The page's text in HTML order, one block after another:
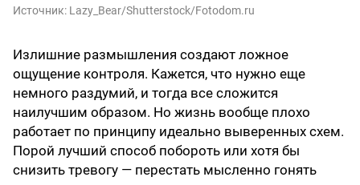
Источник: Lazy_Bear/Shutterstock/Fotodom.ru
Излишние размышления создают ложное
ощущение контроля. Кажется, что нужно еще
немного раздумий, и тогда все сложится
наилучшим образом. Но жизнь вообще плохо
работает по принципу идеально выверенных схем.
Порой лучший способ побороть или хотя бы
снизить тревогу — перестать мысленно гонять